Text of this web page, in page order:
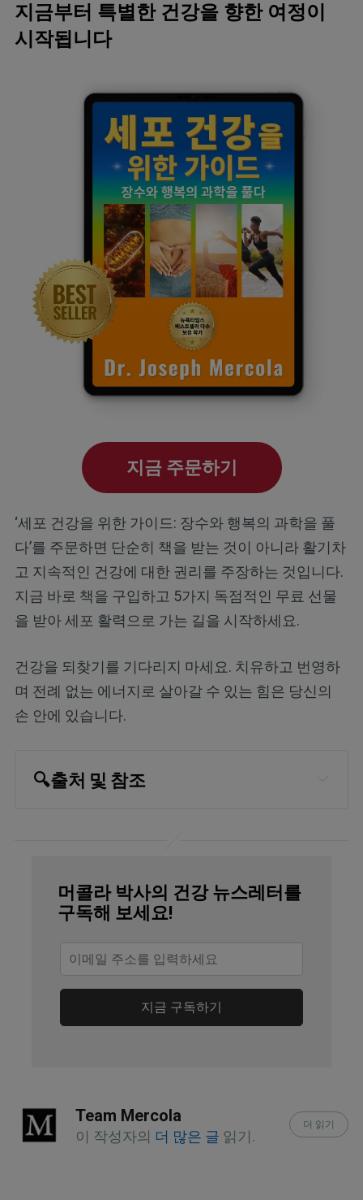
지금부터 특별한 건강을 향한 여정이
시작됩니다
지금 주문하기
‘세포 건강을 위한 가이드: 장수와 행복의 과학을 풀
다’를 주문하면 단순히 책을 받는 것이 아니라 활기차
고 지속적인 건강에 대한 권리를 주장하는 것입니다.
지금 바로 책을 구입하고 5가지 독점적인 무료 선물
을 받아 세포 활력으로 가는 길을 시작하세요.
건강을 되찾기를 기다리지 마세요. 치유하고 번영하
며 전례 없는 에너지로 살아갈 수 있는 힘은 당신의
손 안에 있습니다.
🔍출처 및 참조
JAMA Psychiatry September 29, 2021
머콜라 박사의 건강 뉴스레터를
구독해 보세요!
지금 구독하기
Team Mercola
이 작성자의 더 많은 글 읽기.
더 읽기